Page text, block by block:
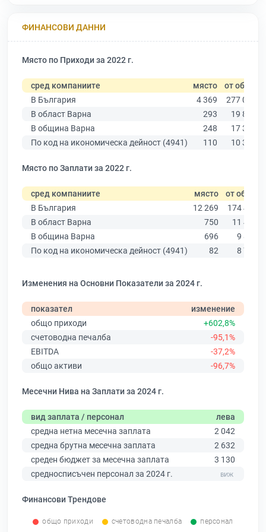
ФИНАНСОВИ ДАННИ
Място по Приходи за 2022 г.
сред компаниите място от общо
В България
4 369
277 019
В област Варна
293
19 882
В община Варна
248
17 349
По код на икономическа дейност (4941)
110 10 330
Място по Заплати за 2022 г.
сред компаниите място от общо
В България
12 269
174 403
В област Варна
750
11 437
В община Варна
696
9 876
По код на икономическа дейност (4941)
82 8 756
Изменения на Основни Показатели за 2024 г.
показател
изменение
общо приходи
+602,8%
счетоводна печалба
-95,1%
EBITDA
-37,2%
общо активи
-96,7%
Месечни Нива на Заплати за 2024 г.
вид заплата / персонал
лева
средна нетна месечна заплата
2 042
средна брутна месечна заплата
2 632
среден бюджет за месечна заплата
3 130
средносписъчен персонал за 2024 г.
Финансови Трендове
общо приходи счетоводна печалба персонал